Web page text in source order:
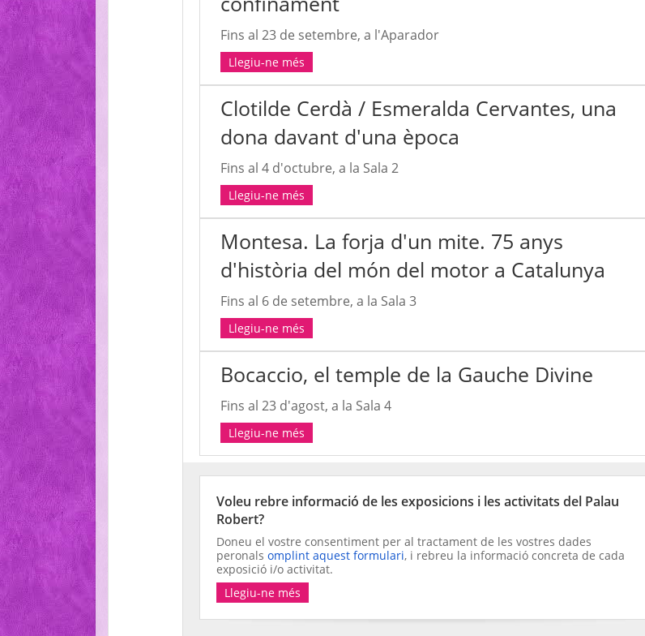
Fins al 23 de setembre, a l'Aparador
Llegiu-ne més
Clotilde Cerdà / Esmeralda Cervantes, una
dona davant d'una època
Fins al 4 d'octubre, a la Sala 2
Llegiu-ne més
Montesa. La forja d'un mite. 75 anys
d'història del món del motor a Catalunya
Fins al 6 de setembre, a la Sala 3
Llegiu-ne més
Bocaccio, el temple de la Gauche Divine
Fins al 23 d'agost, a la Sala 4
Llegiu-ne més
Voleu rebre informació de les exposicions i les activitats del Palau
Robert?
Doneu el vostre consentiment per al tractament de les vostres dades
peronals omplint aquest formulari, i rebreu la informació concreta de cada
exposició i/o activitat.
Llegiu-ne més